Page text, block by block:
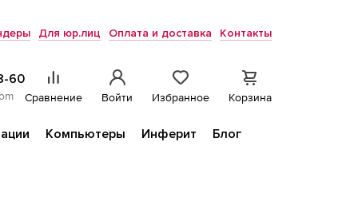
Для юр.лиц Оплата и доставка Контакты
60
Сравнение Войти Избранное Корзина
Компьютеры Инферит
Блог